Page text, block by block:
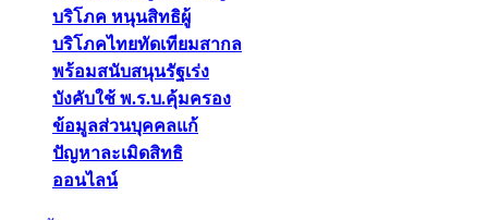
บริโภค หนุนสิทธิผู้
บริโภคไทยทัดเทียมสากล
พร้อมสนับสนุนรัฐเร่ง
บังคับใช้ พ.ร.บ.คุ้มครอง
ข้อมูลส่วนบุคคลแก้
ปัญหาละเมิดสิทธิ
ออนไลน์